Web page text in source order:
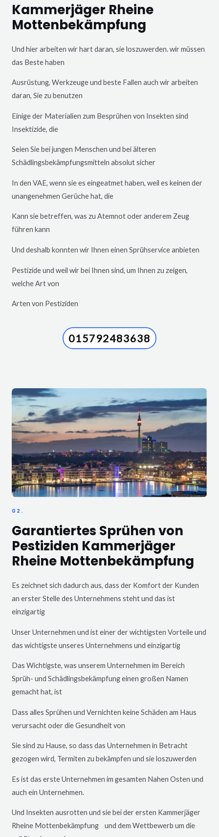
Kammerjäger Rheine
Mottenbekämpfung
Und hier arbeiten wir hart daran, sie loszuwerden. wir müssen
das Beste haben
Ausrüstung, Werkzeuge und beste Fallen auch wir arbeiten
daran, Sie zu benutzen
Einige der Materialien zum Besprühen von Insekten sind
Insektizide, die
Seien Sie bei jungen Menschen und bei älteren
Schädlingsbekämpfungsmitteln absolut sicher
In den VAE, wenn sie es eingeatmet haben, weil es keinen der
unangenehmen Gerüche hat, die
Kann sie betreffen, was zu Atemnot oder anderem Zeug
führen kann
Und deshalb konnten wir Ihnen einen Sprühservice anbieten
Pestizide und weil wir bei Ihnen sind, um Ihnen zu zeigen,
welche Art von
Arten von Pestiziden
015792483638
02.
Garantiertes Sprühen von
Pestiziden Kammerjäger
Rheine Mottenbekämpfung
Es zeichnet sich dadurch aus, dass der Komfort der Kunden
an erster Stelle des Unternehmens steht und das ist
einzigartig
Unser Unternehmen und ist einer der wichtigsten Vorteile und
das wichtigste unseres Unternehmens und einzigartig
Das Wichtigste, was unserem Unternehmen im Bereich
Sprüh- und Schädlingsbekämpfung einen großen Namen
gemacht hat, ist
Dass alles Sprühen und Vernichten keine Schäden am Haus
verursacht oder die Gesundheit von
Sie sind zu Hause, so dass das Unternehmen in Betracht
gezogen wird, Termiten zu bekämpfen und sie loszuwerden
Es ist das erste Unternehmen im gesamten Nahen Osten und
auch ein Unternehmen.
Und Insekten ausrotten und sie bei der ersten Kammerjäger
Rheine Mottenbekämpfung und dem Wettbewerb um die